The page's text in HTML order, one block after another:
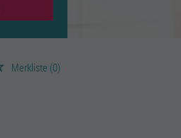
Merkliste (0)